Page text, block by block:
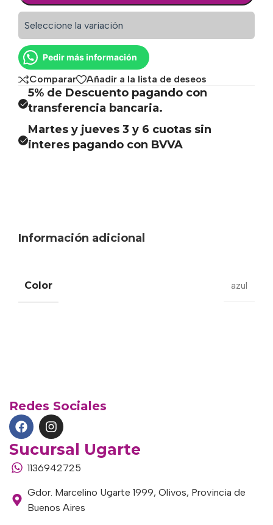
Seleccione la variación
Pedir más información
Comparar Añadir a la lista de deseos
5% de Descuento pagando con
transferencia bancaria.
Martes y jueves 3 y 6 cuotas sin
interes pagando con BVVA
Información adicional
Color azul
Redes Sociales
Sucursal Ugarte
1136942725
Gdor. Marcelino Ugarte 1999, Olivos, Provincia de
Buenos Aires